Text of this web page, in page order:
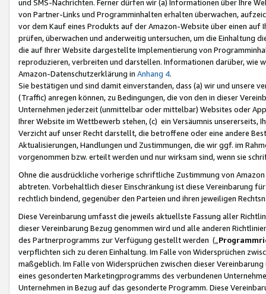
und SMS-Nachrichten. Ferner dürfen wir (a) Informationen über Ihre
von Partner-Links und Programminhalten erhalten überwachen,
vor dem Kauf eines Produkts auf der Amazon-Website über einen
prüfen, überwachen und anderweitig untersuchen, um die Einhaltung
die auf Ihrer Website dargestellte Implementierung von
reproduzieren, verbreiten und darstellen. Informationen darüber, wie
Amazon-Datenschutzerklärung in Anhang 4.
Sie bestätigen und sind damit einverstanden, dass (a) wir und
(Traffic) anregen können, zu Bedingungen, die von den in dieser
Unternehmen jederzeit (unmittelbar oder mittelbar) Websites oder
Ihrer Website im Wettbewerb stehen, (c) ein Versäumnis unsererseits,
Verzicht auf unser Recht darstellt, die betroffene oder eine andere
Aktualisierungen, Handlungen und Zustimmungen, die wir ggf. im
vorgenommen bzw. erteilt werden und nur wirksam sind, wenn sie
Ohne die ausdrückliche vorherige schriftliche Zustimmung von
abtreten. Vorbehaltlich dieser Einschränkung ist diese Vereinbarung
rechtlich bindend, gegenüber den Parteien und ihren jeweiligen
Diese Vereinbarung umfasst die jeweils aktuellste Fassung aller
dieser Vereinbarung Bezug genommen wird und alle anderen
des Partnerprogramms zur Verfügung gestellt werden („
verpflichten sich zu deren Einhaltung. Im Falle von Widersprüchen
maßgeblich. Im Falle von Widersprüchen zwischen dieser
eines gesonderten Marketingprogramms des verbundenen
Unternehmen in Bezug auf das gesonderte Programm. Diese